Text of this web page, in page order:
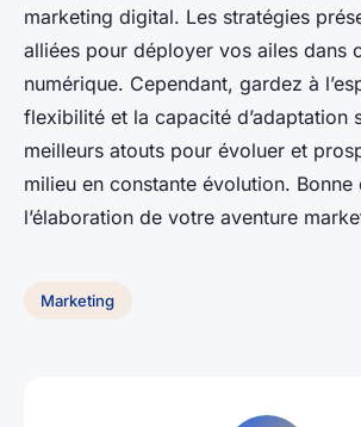
marketing digital. Les stratégies
alliées pour déployer vos ailes dans
numérique. Cependant, gardez à
flexibilité et la capacité d’adaptation
meilleurs atouts pour évoluer et
milieu en constante évolution. Bonne
l’élaboration de votre aventure
Marketing